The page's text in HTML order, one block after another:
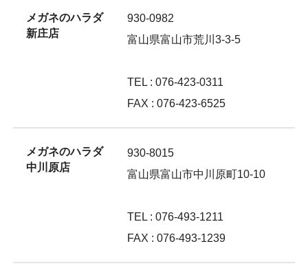
メガネのハラダ
新庄店
930-0982
富山県富山市荒川3-3-5
TEL : 076-423-0311
FAX : 076-423-6525
メガネのハラダ
中川原店
930-8015
富山県富山市中川原町10-10
TEL : 076-493-1211
FAX : 076-493-1239